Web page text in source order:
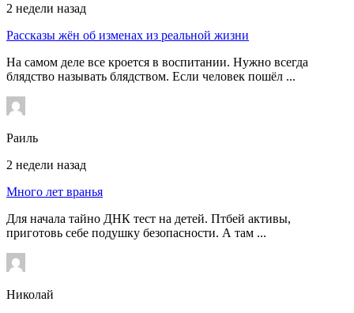
2 недели назад
Рассказы жён об изменах из реальной жизни
На самом деле все кроется в воспитании. Нужно всегда
блядство называть блядством. Если человек пошёл ...
Раиль
2 недели назад
Много лет вранья
Для начала тайно ДНК тест на детей. Птбей активы,
приготовь себе подушку безопасности. А там ...
Николай